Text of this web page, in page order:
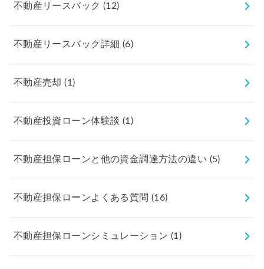
不動産リースバック (12)
不動産リースバック詳細 (6)
不動産売却(1)
不動産投資ローン体験談 (1)
不動産担保ローンと他の資金調達方法の違い (5)
不動産担保ローンよくある質問(16)
不動産担保ローンシミュレーション (1)